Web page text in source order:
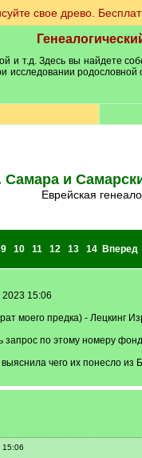
свое древо.
т.д. Здесь вы найдете
исследовании
Самара и
Еврейская
9 10 11 12 13 14 Вперед
15:06
моего предка) - Лецкинг
по этому номеру
чего их понесло
15:06